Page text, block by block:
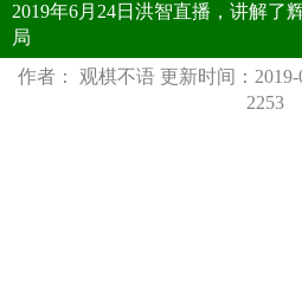
2019年6月24日洪智直播，讲解了
局
作者： 观棋不语 更新时间：2019-
2253